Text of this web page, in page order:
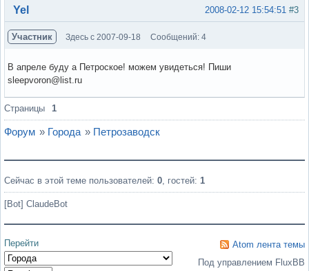
Вне форума #3
2008-02-12 15:54:51
Yel
Участник Здесь с 2007-09-18 Сообщений: 4
В апреле буду а Петроское! можем увидеться! Пиши
sleepvoron@list.ru
Вне форума
Страницы 1
Форум » Города » Петрозаводск
Сейчас в этой теме пользователей: 0 , гостей: 1
[Bot] ClaudeBot
Перейти
Atom лента темы
Под управлением FluxBB